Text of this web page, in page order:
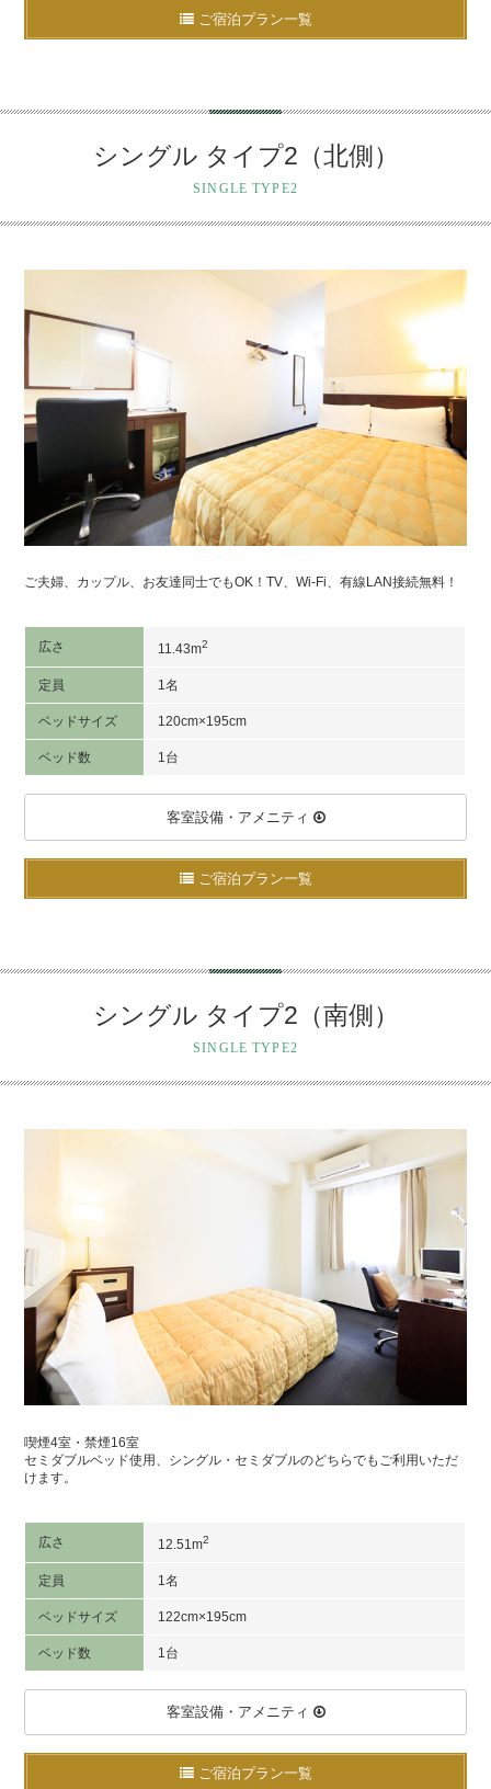
ご宿泊プラン一覧
シングル タイプ2（北側）
SINGLE TYPE2
ご夫婦、カップル、お友達同士でもOK！TV、Wi-Fi、有線LAN接続無料！
広さ 11.43m2
定員 1名
ベッドサイズ 120cm×195cm
ベッド数 1台
客室設備・アメニティ
ご宿泊プラン一覧
シングル タイプ2（南側）
SINGLE TYPE2
喫煙4室・禁煙16室
セミダブルベッド使用、シングル・セミダブルのどちらでもご利用いただ
けます。
広さ 12.51m2
定員 1名
ベッドサイズ 122cm×195cm
ベッド数 1台
客室設備・アメニティ
ご宿泊プラン一覧